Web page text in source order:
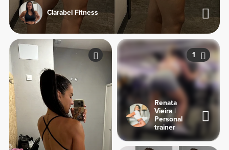
Clarabel Fitness
1
Renata
Vieira |
Personal
trainer